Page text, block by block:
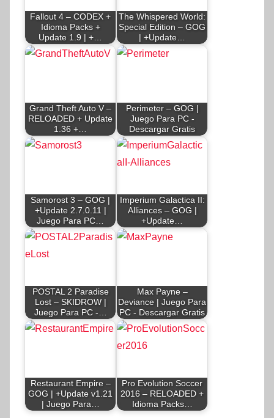
Fallout 4 – CODEX +
Idioma Packs +
Update 1.9 | +…
The Whispered World:
Special Edition – GOG
| +Update…
Grand Theft Auto V –
RELOADED + Update
1.36 +…
Perimeter – GOG |
Juego Para PC -
Descargar Gratis
Samorost 3 – GOG |
+Update 2.7.0.11 |
Juego Para PC…
Imperium Galactica II:
Alliances – GOG |
+Update…
POSTAL 2 Paradise
Lost – SKIDROW |
Juego Para PC -…
Max Payne –
Deviance | Juego Para
PC - Descargar Gratis
Restaurant Empire –
GOG | +Update v1.21
| Juego Para…
Pro Evolution Soccer
2016 – RELOADED +
Idioma Packs…